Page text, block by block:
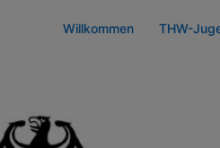
Willkommen THW-